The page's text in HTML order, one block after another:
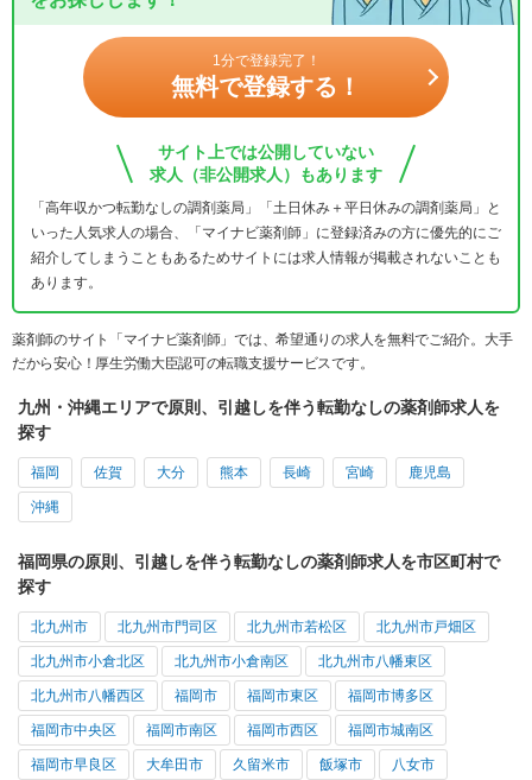
1分で登録完了！
無料で登録する！
サイト上では公開していない
求人（非公開求人）もあります
「高年収かつ転勤なしの調剤薬局」「土日休み＋平日休みの調剤薬局」と
いった人気求人の場合、「マイナビ薬剤師」に登録済みの方に優先的にご
紹介してしまうこともあるためサイトには求人情報が掲載されないことも
あります。
薬剤師のサイト「マイナビ薬剤師」では、希望通りの求人を無料でご紹介。大手
だから安心！厚生労働大臣認可の転職支援サービスです。
九州・沖縄エリアで原則、引越しを伴う転勤なしの薬剤師求人を
探す
福岡 佐賀 大分 熊本 長崎 宮崎 鹿児島
沖縄
福岡県の原則、引越しを伴う転勤なしの薬剤師求人を市区町村で
探す
北九州市 北九州市門司区 北九州市若松区 北九州市戸畑区
北九州市小倉北区 北九州市小倉南区 北九州市八幡東区
北九州市八幡西区 福岡市 福岡市東区 福岡市博多区
福岡市中央区 福岡市南区 福岡市西区 福岡市城南区
福岡市早良区 大牟田市 久留米市 飯塚市 八女市